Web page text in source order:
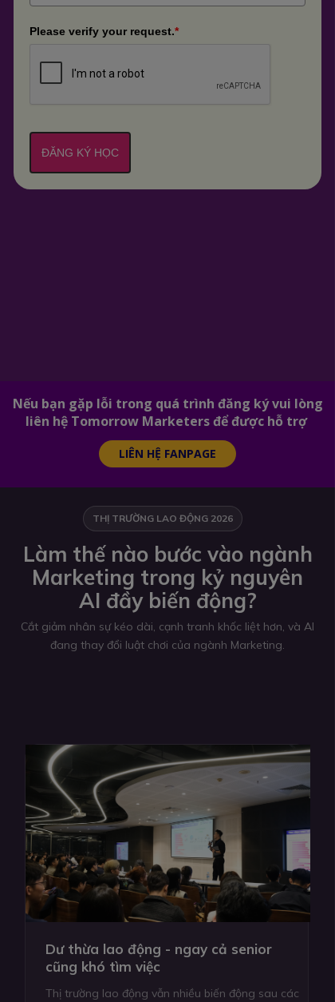
Please verify your request.*
ĐĂNG KÝ HỌC
Nếu bạn gặp lỗi trong quá trình đăng ký vui lòng
liên hệ Tomorrow Marketers để được hỗ trợ
LIÊN HỆ FANPAGE
Làm thế nào bước vào ngành
Marketing trong kỷ nguyên
AI đầy biến động?
Cắt giảm nhân sự kéo dài, cạnh tranh khốc liệt hơn, và AI
đang thay đổi luật chơi của ngành Marketing.
Dư thừa lao động - ngay cả senior
cũng khó tìm việc
Thị trường lao động vẫn nhiều biến động sau các
THỊ TRƯỜNG LAO ĐỘNG 2026